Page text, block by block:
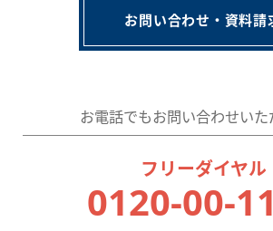
お問い合わせ・資料請
お電話でもお問い合わせいた
フリーダイヤル
0120-00-